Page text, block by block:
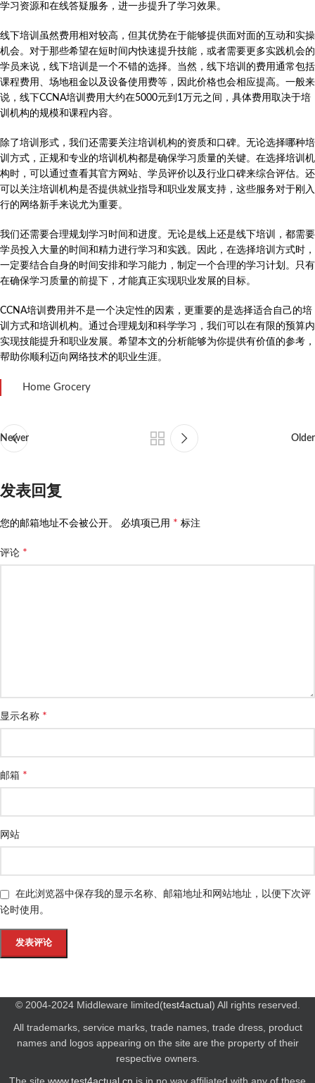
学习资源和在线答疑服务，进一步提升了学习效果。
线下培训虽然费用相对较高，但其优势在于能够提供面对面的互动和实操
机会。对于那些希望在短时间内快速提升技能，或者需要更多实践机会的
学员来说，线下培训是一个不错的选择。当然，线下培训的费用通常包括
课程费用、场地租金以及设备使用费等，因此价格也会相应提高。一般来
说，线下CCNA培训费用大约在5000元到1万元之间，具体费用取决于培
训机构的规模和课程内容。
除了培训形式，我们还需要关注培训机构的资质和口碑。无论选择哪种培
训方式，正规和专业的培训机构都是确保学习质量的关键。在选择培训机
构时，可以通过查看其官方网站、学员评价以及行业口碑来综合评估。还
可以关注培训机构是否提供就业指导和职业发展支持，这些服务对于刚入
行的网络新手来说尤为重要。
我们还需要合理规划学习时间和进度。无论是线上还是线下培训，都需要
学员投入大量的时间和精力进行学习和实践。因此，在选择培训方式时，
一定要结合自身的时间安排和学习能力，制定一个合理的学习计划。只有
在确保学习质量的前提下，才能真正实现职业发展的目标。
CCNA培训费用并不是一个决定性的因素，更重要的是选择适合自己的培
训方式和培训机构。通过合理规划和科学学习，我们可以在有限的预算内
实现技能提升和职业发展。希望本文的分析能够为你提供有价值的参考，
帮助你顺利迈向网络技术的职业生涯。
Home Grocery
Newer Older
发表回复
您的邮箱地址不会被公开。 必填项已用 * 标注
评论 *
显示名称 *
邮箱 *
网站
在此浏览器中保存我的显示名称、邮箱地址和网站地址，以便下次评
论时使用。
© 2004-2024 Middleware limited(test4actual) All rights reserved.
All trademarks, service marks, trade names, trade dress, product
names and logos appearing on the site are the property of their
respective owners.